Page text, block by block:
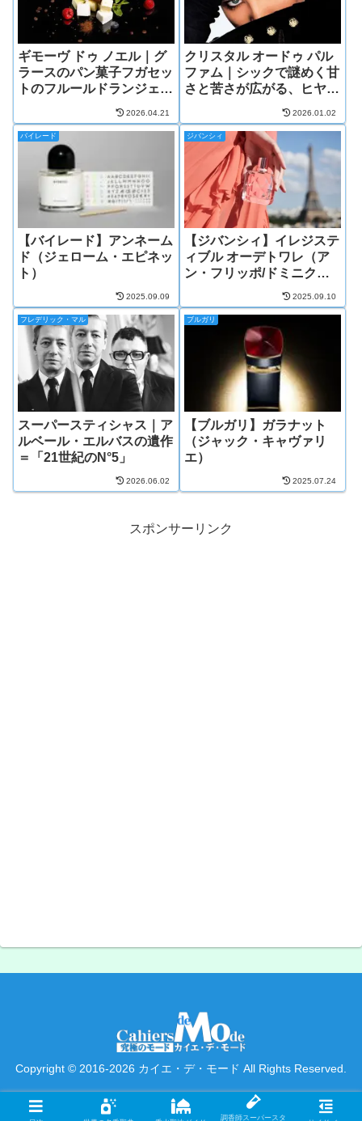
ギモーヴ ドゥ ノエル｜グ
ラースのパン菓子フガセッ
トのフルールドランジェの
2026.04.21
クリスタル オードゥ パル
ファム｜シックで謎めく甘
さと苦さが広がる、ヒヤシ
2026.01.02
バイレード
【バイレード】アンネーム
ド（ジェローム・エピネッ
ト）
2025.09.09
ジバンシィ
【ジバンシィ】イレジステ
ィブル オーデトワレ（ア
ン・フリッポ/ドミニク・
ロピオン/ファニー・バ
ル）
2025.09.10
フレデリック・マル
スーパースティシャス｜ア
ルベール・エルバスの遺作
＝「21世紀のN°5」
2026.06.02
ブルガリ
【ブルガリ】ガラナット
（ジャック・キャヴァリ
エ）
2025.07.24
スポンサーリンク
Copyright © 2016-2026 カイエ・デ・モード All Rights Reserved.
調香師スーパースタ